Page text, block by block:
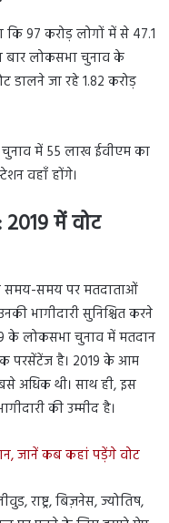
कि 97 करोड़ लोगों में से 47.1
बार लोकसभा चुनाव के
डालने जा रहे 1.82 करोड़
में 55 लाख ईवीएम का
वहाँ होंगे।
में वोट
समय-समय पर मतदाताओं
भागीदारी सुनिश्चित करने
के लोकसभा चुनाव में मतदान
परसेंटेंज है। 2019 के आम
अधिक थी। साथ ही, इस
की उम्मीद है।
जानें कब कहां पड़ेंगे वोट
राष्ट्र, बिज़नेस, ज्योतिष,